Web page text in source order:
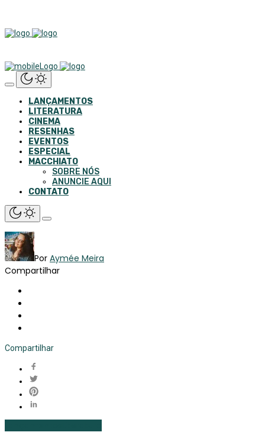
LANÇAMENTOS
LITERATURA
CINEMA
RESENHAS
EVENTOS
ESPECIAL
MACCHIATO
SOBRE NÓS
ANUNCIE AQUI
CONTATO
Por Aymée Meira
Compartilhar
Compartilhar